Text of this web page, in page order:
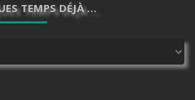
TEMPS DÉJÀ …